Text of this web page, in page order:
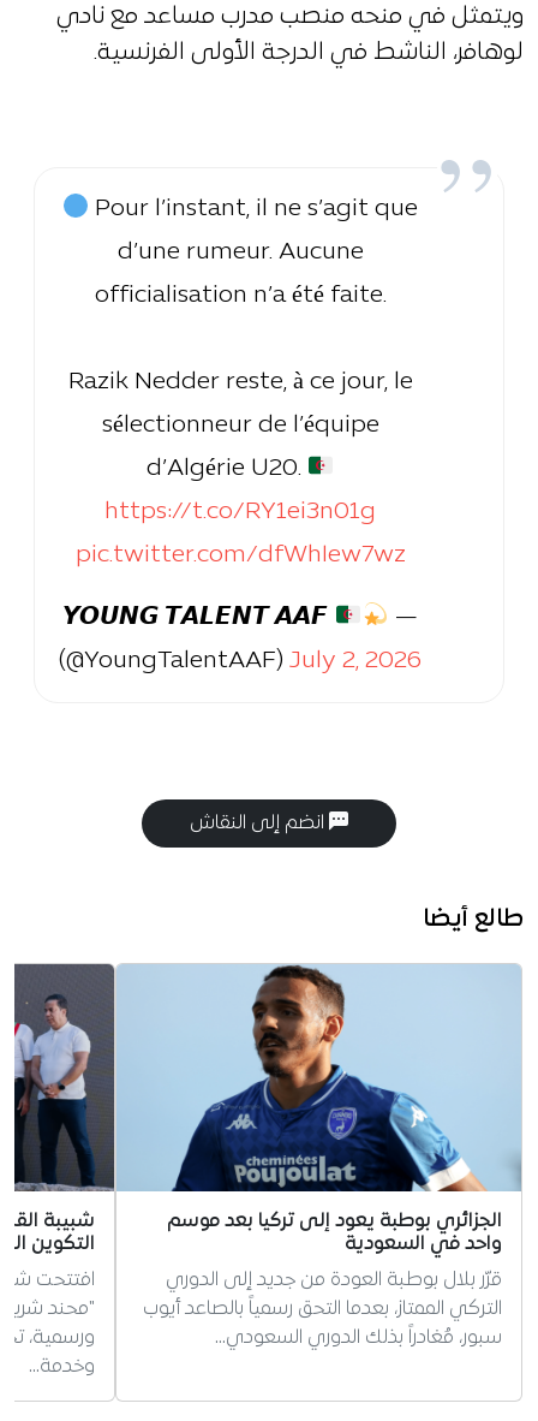
ويتمثل في منحه منصب مدرب مساعد مع نادي
لوهافر، الناشط في الدرجة الأولى الفرنسية.
Pour l’instant, il ne s’agit que
d’une rumeur. Aucune
officialisation n’a été faite.
Razik Nedder reste, à ce jour, le
sélectionneur de l’équipe
d’Algérie U20.
https://t.co/RY1ei3n01g
pic.twitter.com/dfWhIew7wz
— 𝙔𝙊𝙐𝙉𝙂 𝙏𝘼𝙇𝙀𝙉𝙏 𝘼𝘼𝙁
(@YoungTalentAAF) July 2, 2026
انضم إلى النقاش
طالع أيضا
الجزائري بوطبة يعود إلى تركيا بعد موسم
واحد في السعودية
قرّر بلال بوطبة العودة من جديد إلى الدوري
التركي الممتاز، بعدما التحق رسمياً بالصاعد أيوب
سبور، مُغادراً بذلك الدوري السعودي…
شبيبة
التكوين
افتتحت
"محند
ورسمية،
وخدمة…